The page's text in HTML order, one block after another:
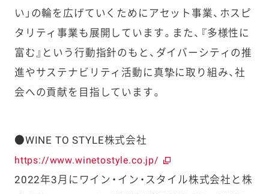
い」の輪を広げていくためにアセット事業、ホスピ
タリティ事業も展開しています。また、『多様性に
富む』という行動指針のもと、ダイバーシティの推
進やサステナビリティ活動に真摯に取り組み、社
会への貢献を目指しています。
●WINE TO STYLE株式会社
https://www.winetostyle.co.jp/
2022年3月にワイン・イン・スタイル株式会社と株